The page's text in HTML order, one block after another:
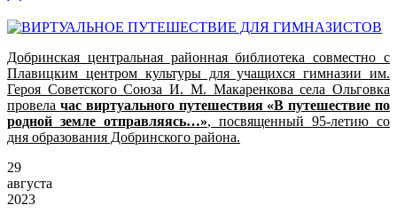
Добринская центральная районная библиотека совместно с
Плавицким центром культуры для учащихся гимназии им.
Героя Советского Союза И. М. Макаренкова села Ольговка
провела час виртуального путешествия «В путешествие по
родной земле отправляясь…», посвященный 95-летию со
дня образования Добринского района.
29
августа
2023